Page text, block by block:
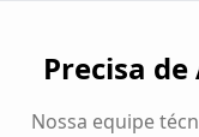
Precisa
Nossa equipe